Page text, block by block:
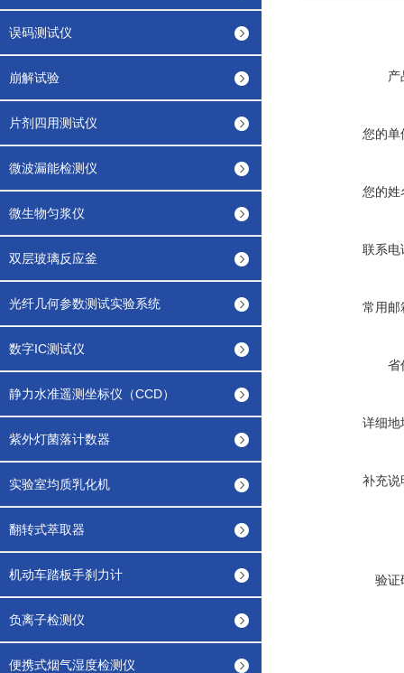
误码测试仪
崩解试验
片剂四用测试仪
微波漏能检测仪
微生物匀浆仪
双层玻璃反应釜
光纤几何参数测试实验系统
数字IC测试仪
静力水准遥测坐标仪（CCD）
紫外灯菌落计数器
实验室均质乳化机
翻转式萃取器
机动车踏板手刹力计
负离子检测仪
便携式烟气湿度检测仪
产
您的单
您的姓
联系电
常用邮
省
详细地
补充说
验证